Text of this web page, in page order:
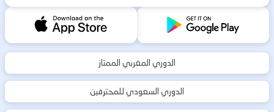
الدوري المغربي الممتاز
الدوري السعودي للمحترفين